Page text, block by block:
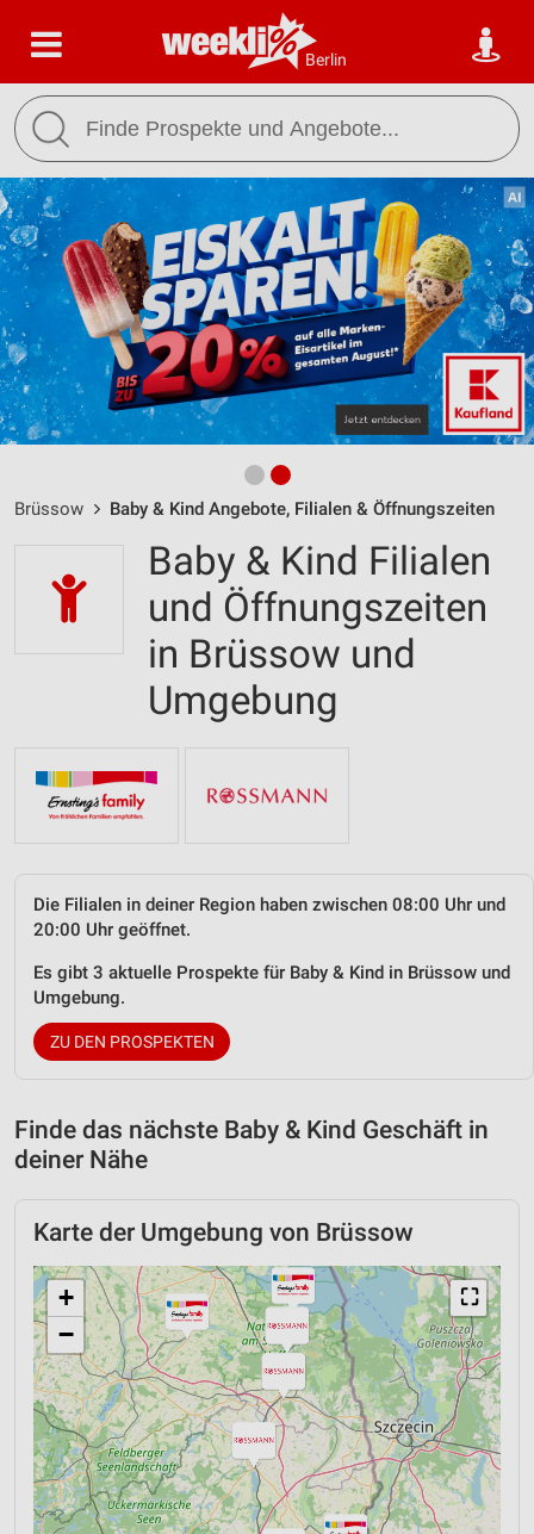
Berlin
Brüssow Baby & Kind Angebote, Filialen & Öffnungszeiten
Baby & Kind Filialen
und Öffnungszeiten
in Brüssow und
Umgebung
Die Filialen in deiner Region haben zwischen 08:00 Uhr und
20:00 Uhr geöffnet.
Es gibt 3 aktuelle Prospekte für Baby & Kind in Brüssow und
Umgebung.
ZU DEN PROSPEKTEN
Finde das nächste Baby & Kind Geschäft in
deiner Nähe
Karte der Umgebung von Brüssow
⛶
+
−